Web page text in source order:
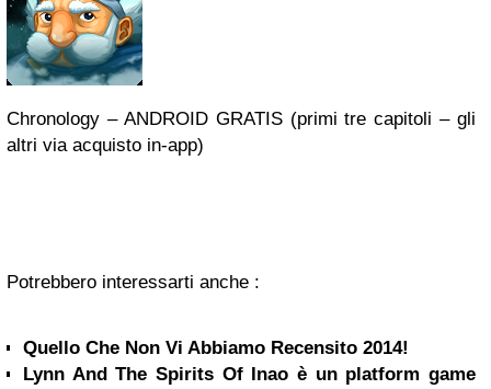
Chronology – ANDROID GRATIS (primi tre capitoli – gli
altri via acquisto in-app)
Potrebbero interessarti anche :
Quello Che Non Vi Abbiamo Recensito 2014!
Lynn And The Spirits Of Inao è un platform game